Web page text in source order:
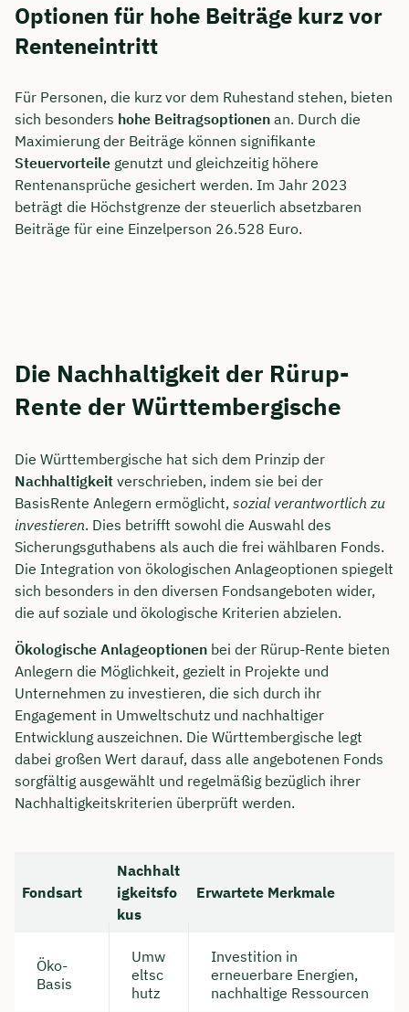
Optionen für hohe Beiträge kurz vor
Renteneintritt
Für Personen, die kurz vor dem Ruhestand stehen, bieten
sich besonders hohe Beitragsoptionen an. Durch die
Maximierung der Beiträge können signifikante
Steuervorteile genutzt und gleichzeitig höhere
Rentenansprüche gesichert werden. Im Jahr 2023
beträgt die Höchstgrenze der steuerlich absetzbaren
Beiträge für eine Einzelperson 26.528 Euro.
Die Nachhaltigkeit der Rürup-
Rente der Württembergische
Die Württembergische hat sich dem Prinzip der
Nachhaltigkeit verschrieben, indem sie bei der
BasisRente Anlegern ermöglicht, sozial verantwortlich zu
investieren. Dies betrifft sowohl die Auswahl des
Sicherungsguthabens als auch die frei wählbaren Fonds.
Die Integration von ökologischen Anlageoptionen spiegelt
sich besonders in den diversen Fondsangeboten wider,
die auf soziale und ökologische Kriterien abzielen.
Ökologische Anlageoptionen bei der Rürup-Rente bieten
Anlegern die Möglichkeit, gezielt in Projekte und
Unternehmen zu investieren, die sich durch ihr
Engagement in Umweltschutz und nachhaltiger
Entwicklung auszeichnen. Die Württembergische legt
dabei großen Wert darauf, dass alle angebotenen Fonds
sorgfältig ausgewählt und regelmäßig bezüglich ihrer
Nachhaltigkeitskriterien überprüft werden.
Fondsart
Nachhalt
igkeitsfo
kus
Erwartete Merkmale
Öko-
Basis
Umw
eltsc
hutz
Investition in
erneuerbare Energien,
nachhaltige Ressourcen